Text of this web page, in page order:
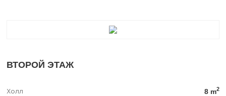
ВТОРОЙ ЭТАЖ
Холл 8 m2